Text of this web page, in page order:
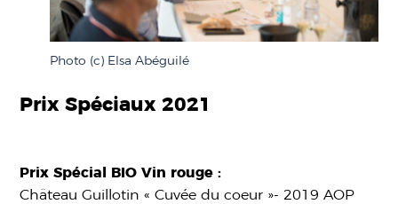
Photo (c) Elsa Abéguilé
Prix Spéciaux 2021
Prix Spécial BIO Vin rouge :
Château Guillotin « Cuvée du coeur »- 2019 AOP